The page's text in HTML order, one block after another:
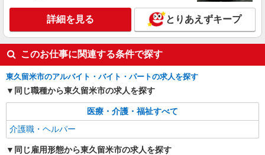
株式会社kotrio /●TC-H-1992692
ひばりケ丘＊グループホームSTAFF＊生活の
サポート業務を担当
時給1600円〜2250円 ＜日払い有/週払い有/交
通費全支給(ガソリン代含む)＞
東久留米市 交通費全額支給
キープ 詳細を見る
詳細を見る とりあえずキープ
このお仕事に関連する条件で探す
東久留米市のアルバイト・バイト・パートの求人を探す
同じ職種から東久留米市の求人を探す
医療・介護・福祉すべて
介護職・ヘルパー
同じ雇用形態から東久留米市の求人を探す